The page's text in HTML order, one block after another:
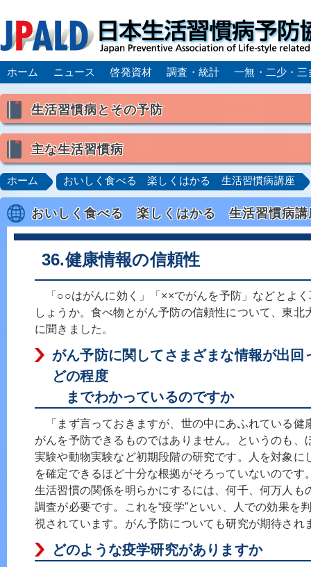
ホーム ニュース 啓発資材 調査・統計 一無・二少・三
生活習慣病とその予防
喫煙
食生活
主な生活習慣病
高血圧 脂質異常症（高脂血症） 糖尿病
肥満症／メタボリックシンドローム
動脈硬化
心
脂肪肝／NAFLD／NASH
アルコール肝疾患
ロコモティブシンドローム／サルコペニア／フレイル
ホーム おいしく食べる 楽しくはかる 生活習慣病講座
おいしく食べる 楽しくはかる 生活習慣病講
36.健康情報の信頼性
「○○はがんに効く」「××でがんを予防」などとよ
しょうか。食べ物とがん予防の信頼性について、東北
に聞きました。
がん予防に関してさまざまな情報が出回
どの程度
までわかっているのですか
「まず言っておきますが、世の中にあふれている健
がんを予防できるものではありません。というのも、
実験や動物実験など初期段階の研究です。人を対象に
を確定できるほど十分な根拠がそろっていないのです
生活習慣の関係を明らかにするには、何千、何万人も
調査が必要です。これを“疫学”といい、人での効果を
視されています。がん予防についても研究が期待され
どのような疫学研究がありますか